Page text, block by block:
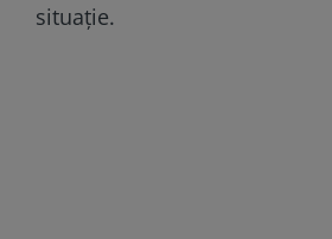
situație.